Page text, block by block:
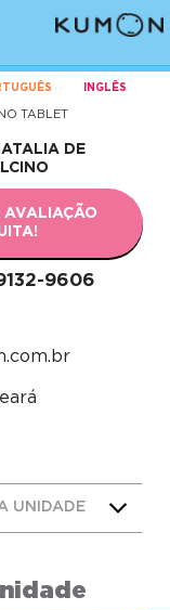
INGLÊS
TABLET
DE
AVALIAÇÃO
9606
UNIDADE